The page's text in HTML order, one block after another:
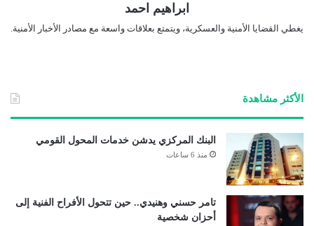
ابراهيم احمد
يغطي القضايا الأمنية والعسكرية، ويتمتع بعلاقات واسعة مع مصادر الأخبار الأمنية.
الأكثر مشاهدة
البنك المركزي يدشن خدمات المحول القومي
منذ 6 ساعات
تامر حسني وهنيدي.. حين تتحول الأفراح الفنية إلى
أحزان شخصية